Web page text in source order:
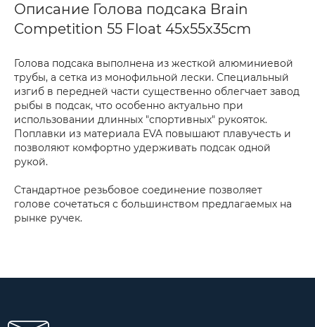
Описание Голова подсака Brain
Competition 55 Float 45x55x35cm
Голова подсака выполнена из жесткой алюминиевой
трубы, а сетка из монофильной лески. Специальный
изгиб в передней части существенно облегчает завод
рыбы в подсак, что особенно актуально при
использовании длинных "спортивных" рукояток.
Поплавки из материала EVA повышают плавучесть и
позволяют комфортно удерживать подсак одной
рукой.
Стандартное резьбовое соединение позволяет
голове сочетаться с большинством предлагаемых на
рынке ручек.